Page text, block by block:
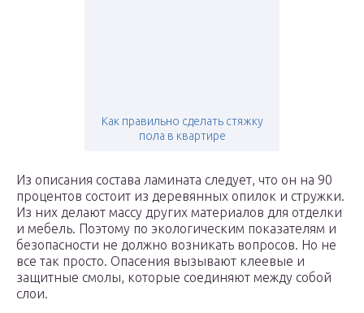
Как правильно сделать стяжку
пола в квартире
Из описания состава ламината следует, что он на 90
процентов состоит из деревянных опилок и стружки.
Из них делают массу других материалов для отделки
и мебель. Поэтому по экологическим показателям и
безопасности не должно возникать вопросов. Но не
все так просто. Опасения вызывают клеевые и
защитные смолы, которые соединяют между собой
слои.